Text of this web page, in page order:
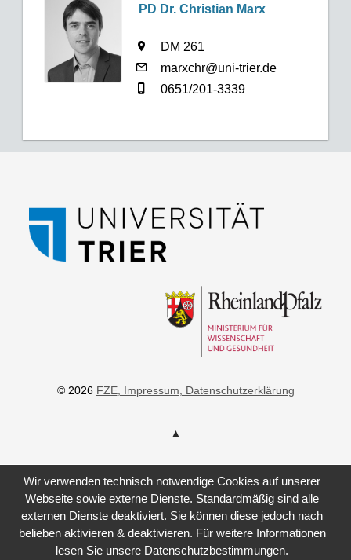
PD Dr. Christian Marx
DM 261
marxchr@uni-trier.de
0651/201-3339
© 2026 FZE, Impressum, Datenschutzerklärung
Wir verwenden technisch notwendige Cookies auf unserer
Webseite sowie externe Dienste. Standardmäßig sind alle
externen Dienste deaktiviert. Sie können diese jedoch nach
belieben aktivieren & deaktivieren. Für weitere Informationen
lesen Sie unsere Datenschutzbestimmungen.